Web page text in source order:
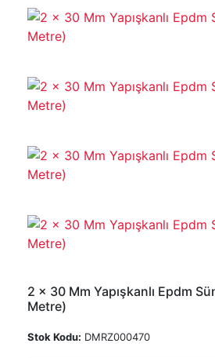
2 x 30 Mm Yapışkanlı Epdm
Metre)
Stok Kodu: DMRZ000470